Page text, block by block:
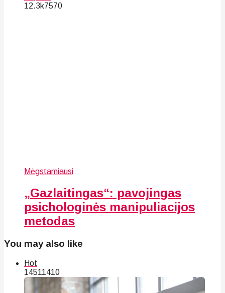
12.3k7570
Mėgstamiausi
„Gazlaitingas“: pavojingas
psichologinės manipuliacijos
metodas
You may also like
Hot
14511410